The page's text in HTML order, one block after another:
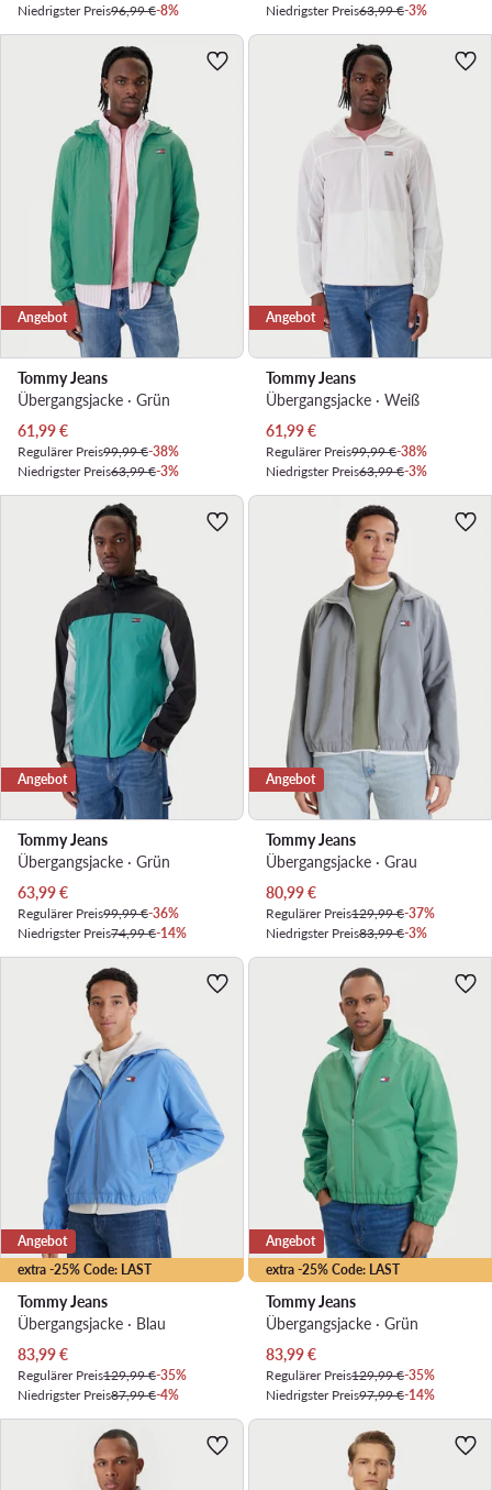
Niedrigster Preis96,99 €-8%
Niedrigster Preis63,99 €-3%
Angebot
Tommy Jeans
Übergangsjacke · Grün
Aktueller Preis
61,99€
Regulärer Preis99,99 €-38%
Niedrigster Preis63,99 €-3%
Angebot
Tommy Jeans
Übergangsjacke · Weiß
Aktueller Preis
61,99€
Regulärer Preis99,99 €-38%
Niedrigster Preis63,99 €-3%
Angebot
Tommy Jeans
Übergangsjacke · Grün
Aktueller Preis
63,99€
Regulärer Preis99,99 €-36%
Niedrigster Preis74,99 €-14%
Angebot
Tommy Jeans
Übergangsjacke · Grau
Aktueller Preis
80,99€
Regulärer Preis129,99 €-37%
Niedrigster Preis83,99 €-3%
extra -25% Code: LAST
Angebot
Tommy Jeans
Übergangsjacke · Blau
Aktueller Preis
83,99€
Regulärer Preis129,99 €-35%
Niedrigster Preis87,99 €-4%
extra -25% Code: LAST
Angebot
Tommy Jeans
Übergangsjacke · Grün
Aktueller Preis
83,99€
Regulärer Preis129,99 €-35%
Niedrigster Preis97,99 €-14%